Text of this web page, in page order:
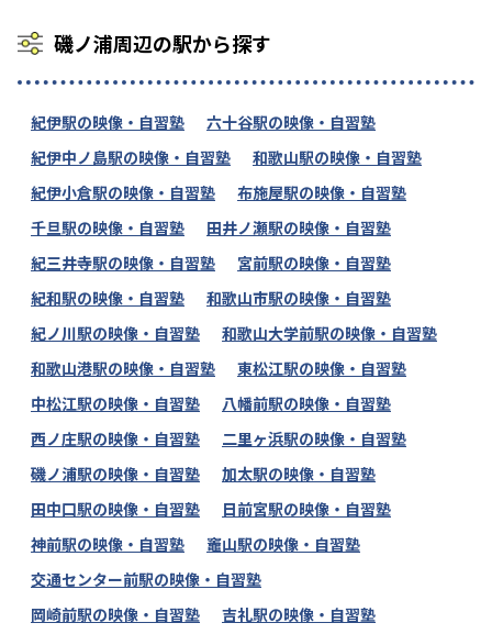
磯ノ浦周辺の駅から探す
紀伊駅の映像・自習塾
六十谷駅の映像・自習塾
紀伊中ノ島駅の映像・自習塾
和歌山駅の映像・自習塾
紀伊小倉駅の映像・自習塾
布施屋駅の映像・自習塾
千旦駅の映像・自習塾
田井ノ瀬駅の映像・自習塾
紀三井寺駅の映像・自習塾
宮前駅の映像・自習塾
紀和駅の映像・自習塾
和歌山市駅の映像・自習塾
紀ノ川駅の映像・自習塾
和歌山大学前駅の映像・自習塾
和歌山港駅の映像・自習塾
東松江駅の映像・自習塾
中松江駅の映像・自習塾
八幡前駅の映像・自習塾
西ノ庄駅の映像・自習塾
二里ヶ浜駅の映像・自習塾
磯ノ浦駅の映像・自習塾
加太駅の映像・自習塾
田中口駅の映像・自習塾
日前宮駅の映像・自習塾
神前駅の映像・自習塾
竈山駅の映像・自習塾
交通センター前駅の映像・自習塾
岡崎前駅の映像・自習塾
吉礼駅の映像・自習塾